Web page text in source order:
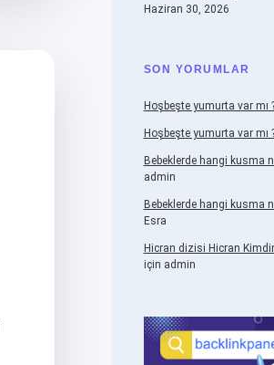
Haziran 30, 2026
SON YORUMLAR
Hoşbeşte yumurta var mı
Hoşbeşte yumurta var mı
Bebeklerde hangi kusma
admin
Bebeklerde hangi kusma
Esra
Hicran dizisi Hicran
için admin